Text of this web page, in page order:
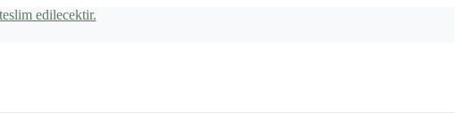
edilecektir.